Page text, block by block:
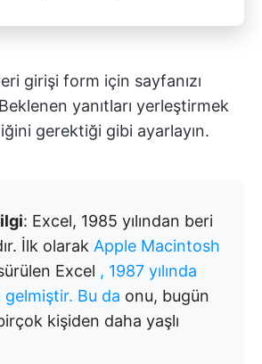
girişi form için sayfanızı
Beklenen yanıtları yerleştirmek
gerektiği gibi ayarlayın.
: Excel, 1985 yılından beri
İlk olarak Apple Macintosh
Excel , 1987 yılında
Bu da onu, bugün
kişiden daha yaşlı